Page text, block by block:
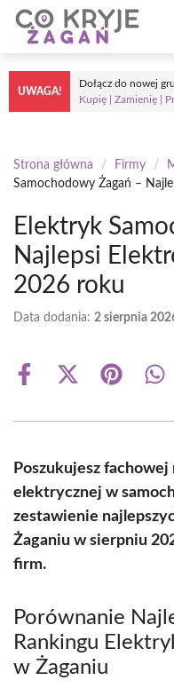
Przejdź
treści
UWAGA!
Dołącz do nowej
Kupię | Zamienię |
Strona główna / Firmy /
Samochodowy Żagań –
Elektryk
Najlepsi
2026 roku
Data dodania: 2 sierpnia
Share
Share
(Twitter)
Share
Poszukujesz
elektrycznej w
zestawienie
Żaganiu w sierpniu
firm.
Porównanie
Rankingu
w Żaganiu